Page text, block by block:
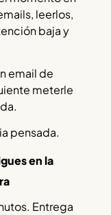
leerlos,
baja y
email de
meterle
pensada.
en la
Entrega